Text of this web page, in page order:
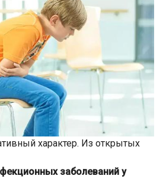
характер. Из открытых
заболеваний у